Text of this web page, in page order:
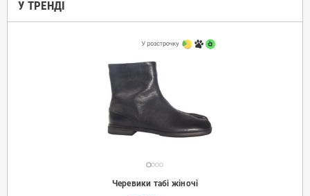
У ТРЕНДІ
Черевики табі жіночі
Замовити товар дуже просто – оформіть швидку заявку
або замовте зворотній дзвінок. Ми уточнимо всі деталі
замовлення та сформуємо для відправки за вказаною
будь-які ваші запитання.
Підліткові та дитячі чоботи для хлопчиків в інтернет
магазині Mercury Shoesце доступна ціна, хороший
асортимент та швидка доставка по Україні. У нашому
онлайн каталозі можнанедорого купити чоботи для